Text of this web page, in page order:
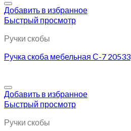
Добавить в избранное
Быстрый просмотр
Ручки скобы
Ручка скоба мебельная С-7 20533
Добавить в избранное
Быстрый просмотр
Ручки скобы